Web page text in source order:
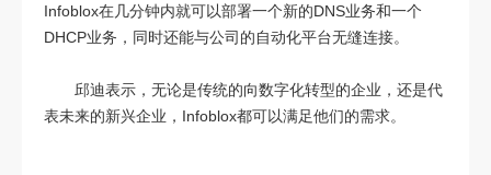
Infoblox在几分钟内就可以部署一个新的DNS业务和一个
DHCP业务，同时还能与公司的自动化平台无缝连接。
邱迪表示，无论是传统的向数字化转型的企业，还是代
表未来的新兴企业，Infoblox都可以满足他们的需求。